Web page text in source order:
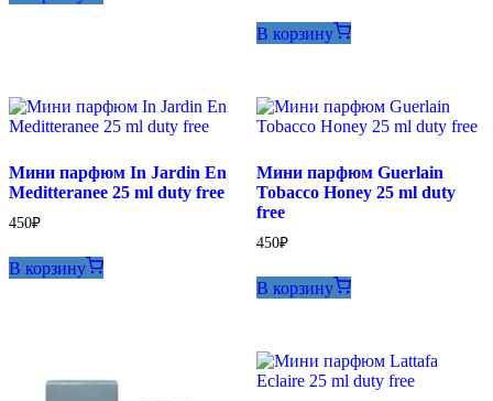
В корзину
Мини парфюм In Jardin En
Meditteranee 25 ml duty free
450₽
В корзину
Мини парфюм Guerlain
Tobacco Honey 25 ml duty
free
450₽
В корзину